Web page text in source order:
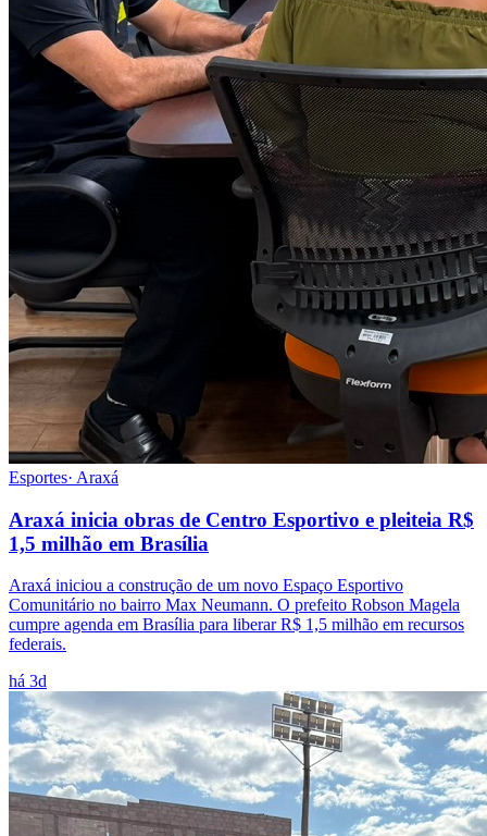
Esportes· Araxá
Araxá inicia obras de Centro Esportivo e pleiteia R$
1,5 milhão em Brasília
Araxá iniciou a construção de um novo Espaço Esportivo
Comunitário no bairro Max Neumann. O prefeito Robson Magela
cumpre agenda em Brasília para liberar R$ 1,5 milhão em recursos
federais.
há 3d